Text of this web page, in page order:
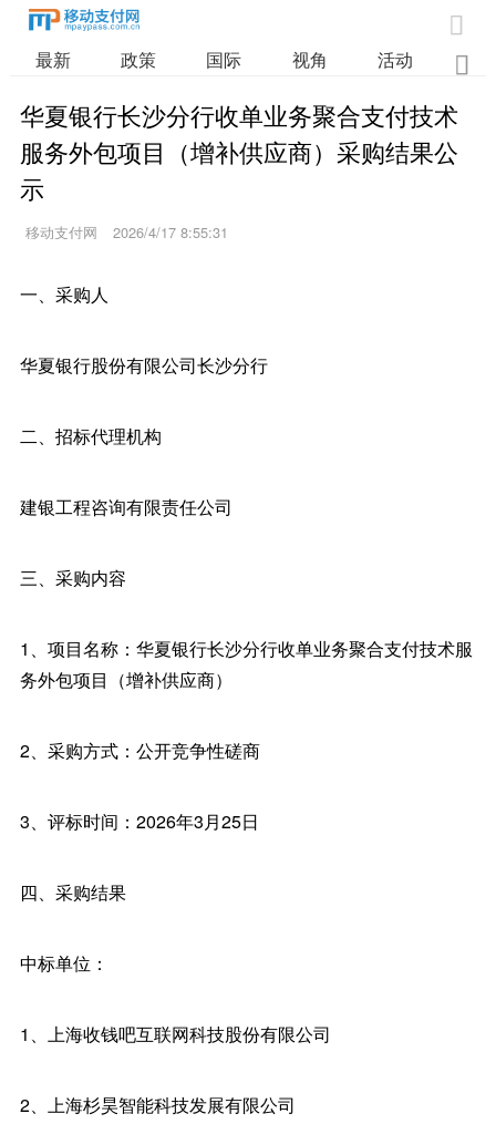

最新 政策 国际 视角 活动 业

华夏银行长沙分行收单业务聚合支付技术
服务外包项目（增补供应商）采购结果公
示
移动支付网 2026/4/17 8:55:31
一、采购人
华夏银行股份有限公司长沙分行
二、招标代理机构
建银工程咨询有限责任公司
三、采购内容
1、项目名称：华夏银行长沙分行收单业务聚合支付技术服
务外包项目（增补供应商）
2、采购方式：公开竞争性磋商
3、评标时间：2026年3月25日
四、采购结果
中标单位：
1、上海收钱吧互联网科技股份有限公司
2、上海杉昊智能科技发展有限公司